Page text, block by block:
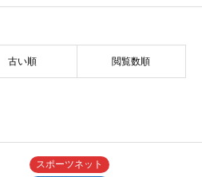
古い順 閲覧数順
スポーツネット